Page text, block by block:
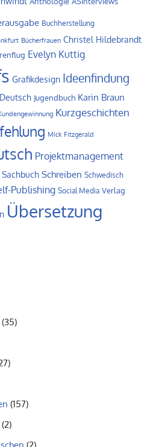
Buchherstellung
Bücherfrauen Christel Hildebrandt
Evelyn Kuttig
Grafikdesign Ideenfindung
Jugendbuch Karin Braun
Kurzgeschichten
Mick Fitzgerald
Projektmanagement
Sachbuch Schreiben Schwedisch
Publishing Social Media Verlag
Übersetzung
(35)
(157)
(2)